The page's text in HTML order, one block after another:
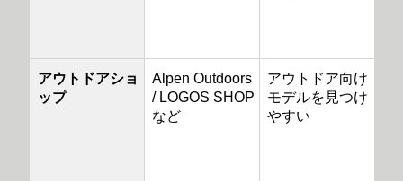
アウトドアショ
ップ
Alpen Outdoors
/ LOGOS SHOP
など
アウトドア向け
モデルを見つけ
やすい